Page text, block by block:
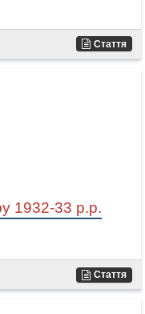
Стаття
1932-33 р.р.
Стаття